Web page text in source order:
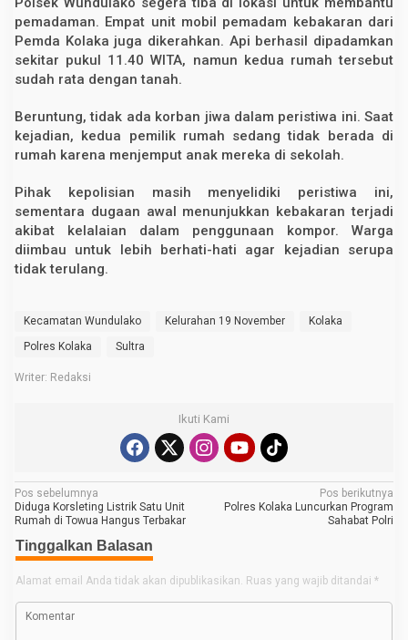
pemadaman. Empat unit mobil pemadam kebakaran dari
Pemda Kolaka juga dikerahkan. Api berhasil dipadamkan
sekitar pukul 11.40 WITA, namun kedua rumah tersebut
sudah rata dengan tanah.
Beruntung, tidak ada korban jiwa dalam peristiwa ini. Saat
kejadian, kedua pemilik rumah sedang tidak berada di
rumah karena menjemput anak mereka di sekolah.
Pihak kepolisian masih menyelidiki peristiwa ini,
sementara dugaan awal menunjukkan kebakaran terjadi
akibat kelalaian dalam penggunaan kompor. Warga
diimbau untuk lebih berhati-hati agar kejadian serupa
tidak terulang.
Kecamatan Wundulako Kelurahan 19 November
Kolaka
Polres Kolaka
Sultra
Writer: Redaksi
Ikuti Kami
N
a
v
Pos sebelumnya
Diduga Korsleting Listrik Satu Unit
Rumah di Towua Hangus Terbakar
Pos berikutnya
Polres Kolaka Luncurkan Program
Sahabat Polri
Tinggalkan Balasan
Alamat email Anda tidak akan dipublikasikan. Ruas yang wajib ditandai *